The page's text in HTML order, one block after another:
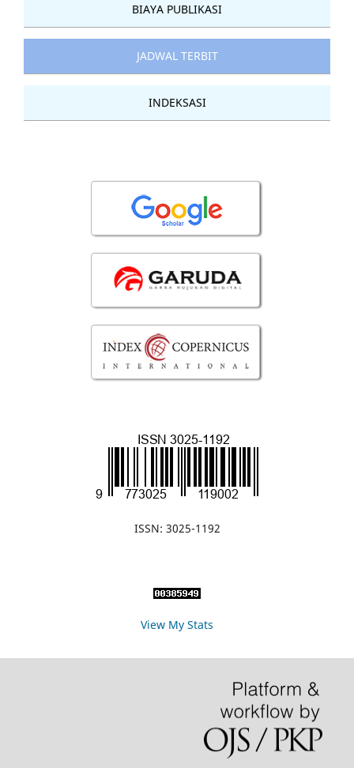
BIAYA PUBLIKASI
JADWAL TERBIT
INDEKSASI
ISSN: 3025-1192
View My Stats